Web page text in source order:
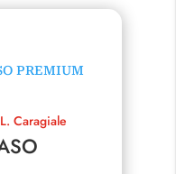
Caragiale